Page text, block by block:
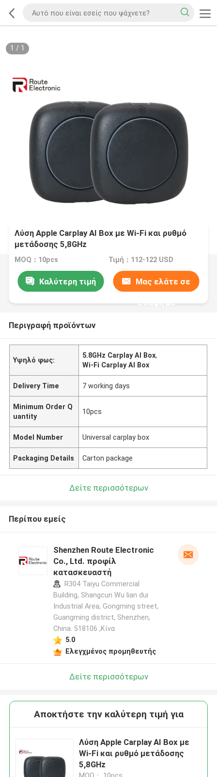
1 / 1
Λύση Apple Carplay AI Box με Wi-Fi και ρυθμό
μετάδοσης 5,8GHz
MOQ：10pcs Τιμή：112-122 USD
Καλύτερη τιμή Μας ελάτε σε
επαφή με
Περιγραφή προϊόντων
Υψηλό φως:
5.8GHz Carplay AI Box,
Wi-Fi Carplay AI Box
Delivery Time 7 working days
Minimum Order Q
uantity
10pcs
Model Number Universal carplay box
Packaging Details Carton package
Δείτε περισσότερων
Περίπου εμείς
Shenzhen Route Electronic
Co., Ltd. προφίλ
κατασκευαστή
R304 Taiyu Commercial
Building, Shangcun Wu lian dui
Industrial Area, Gongming street,
Guangming district, Shenzhen,
China. 518106 ,Κίνα
5.0
Ελεγχμένος προμηθευτής
Δείτε περισσότερων
Αποκτήστε την καλύτερη τιμή για
Λύση Apple Carplay AI Box με
Wi-Fi και ρυθμό μετάδοσης
5,8GHz